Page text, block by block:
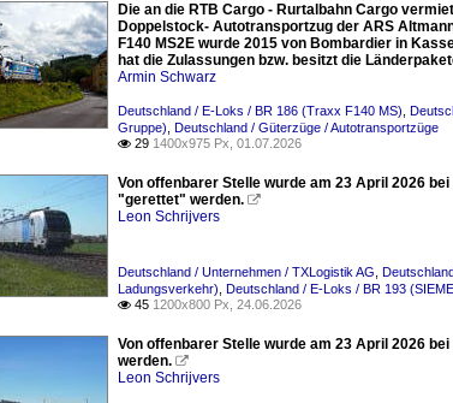
Die an die RTB Cargo - Rurtalbahn Cargo
Doppelstock- Autotransportzug der ARS
F140 MS2E wurde 2015 von Bombardier in
hat die Zulassungen bzw. besitzt die
Armin Schwarz
Deutschland / E-Loks / BR 186 (Traxx F140 MS)
Gruppe) Deutschland / Güterzüge / Autotransportzüge
 29 1400x975 Px, 01.07.2026
Von offenbarer Stelle wurde am 23 April 2026
"gerettet" werden. 
Leon Schrijvers
Deutschland / Unternehmen / TXLogistik AG
Ladungsverkehr) Deutschland / E-Loks / BR 193
 45 1200x800 Px, 24.06.2026
Von offenbarer Stelle wurde am 23 April 2026
werden. 
Leon Schrijvers